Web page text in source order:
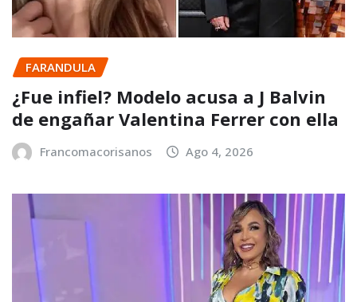
FARANDULA
¿Fue infiel? Modelo acusa a J Balvin
de engañar Valentina Ferrer con ella
Francomacorisanos Ago 4, 2026